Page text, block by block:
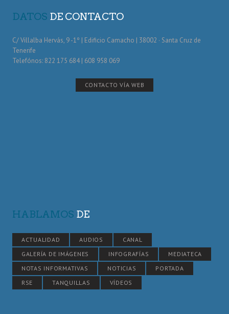
DATOS DE CONTACTO
C/ Villalba Hervás, 9 -1º | Edificio Camacho | 38002 · Santa Cruz de
Tenerife
Telefónos: 822 175 684 | 608 958 069
CONTACTO VÍA WEB
HABLAMOS DE
ACTUALIDAD AUDIOS
CANAL
GALERÍA DE IMÁGENES
INFOGRAFÍAS
MEDIATECA
NOTAS INFORMATIVAS
NOTICIAS
PORTADA
RSE
TANQUILLAS VÍDEOS